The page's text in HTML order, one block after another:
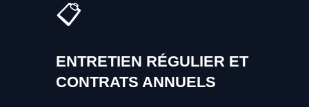
📋
ENTRETIEN RÉGULIER ET
CONTRATS ANNUELS